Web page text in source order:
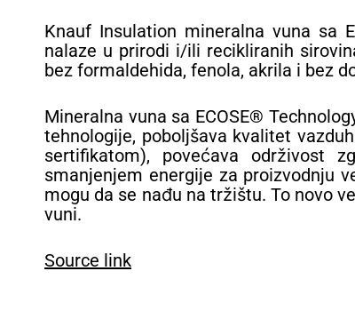
Knauf Insulation mineralna vuna sa
nalaze u prirodi i/ili recikliranih
bez formaldehida, fenola, akrila i bez
Mineralna vuna sa ECOSE®
tehnologije, poboljšava kvalitet
sertifikatom), povećava održivost
smanjenjem energije za proizvodnju
mogu da se nađu na tržištu. To novo
vuni.
Source link